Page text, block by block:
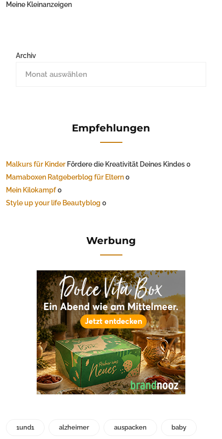
Meine Kleinanzeigen
Archiv
Empfehlungen
Malkurs für Kinder Fördere die Kreativität Deines Kindes 0
Mamaboxen Ratgeberblog für Eltern0
Mein Kilokampf0
Style up your life Beautyblog 0
Werbung
1und1 alzheimer auspacken baby